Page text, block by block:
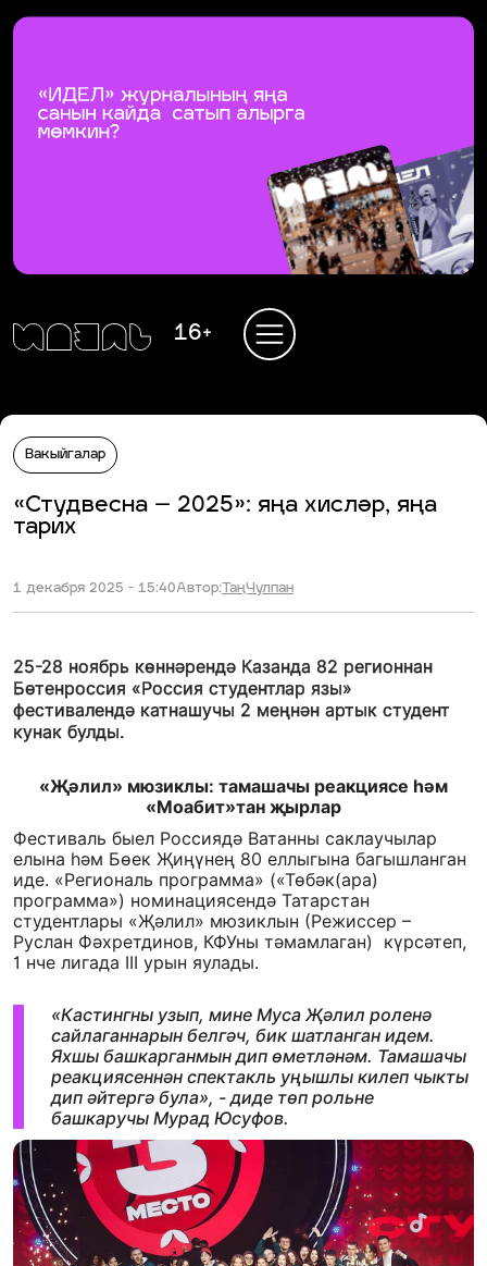
16+
Вакыйгалар
«Студвесна – 2025»: яңа хисләр, яңа
тарих
1 декабря 2025 - 15:40Автор: ТаңЧулпан
25-28 ноябрь көннәрендә Казанда 82 регионнан
Бөтенроссия «Россия студентлар язы»
фестивалендә катнашучы 2 меңнән артык студент
кунак булды.
«Җәлил» мюзиклы: тамашачы реакциясе һәм
«Моабит»тан җырлар
Фестиваль быел Россиядә Ватанны саклаучылар
елына һәм Бөек Җиңүнең 80 еллыгына багышланган
иде. «Региональ программа» («Төбәк(ара)
программа») номинациясендә Татарстан
студентлары «Җәлил» мюзиклын (Режиссер –
Руслан Фәхретдинов, КФУны тәмамлаган) күрсәтеп,
1 нче лигада III урын яулады.
«Кастингны узып, мине Муса Җәлил роленә
сайлаганнарын белгәч, бик шатланган идем.
Яхшы башкарганмын дип өметләнәм. Тамашачы
реакциясеннән спектакль уңышлы килеп чыкты
дип әйтергә була», - диде төп рольне
башкаручы Мурад Юсуфов.